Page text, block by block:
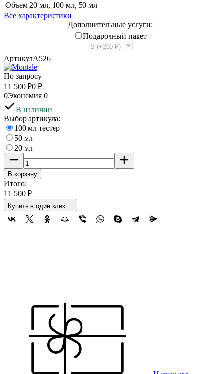
Объем 20 мл, 100 мл, 50 мл
Все характеристики
Дополнительные услуги:
Подарочный пакет
АртикулA526
По запросу
11 500 ₽0 ₽
0Экономия 0
В наличии
Выбор артикула:
100 мл тестер
50 мл
20 мл
В корзину
Итого:
11 500 ₽
Купить в один клик